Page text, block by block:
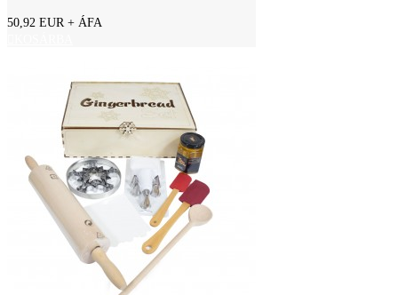
50,92 EUR + ÁFA